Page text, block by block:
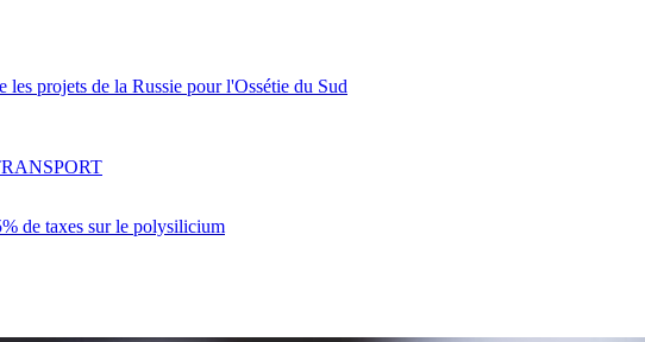
les projets de la Russie pour l'Ossétie du Sud
de taxes sur le polysilicium